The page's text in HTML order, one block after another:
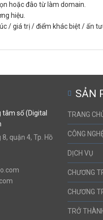
tâm số (Digital
quận 4, Tp. Hồ
SẢN
TRANG
CÔNG
DỊCH VỤ
CHƯƠNG
CHƯƠNG
TRỞ
hoặc đâo từ làm domain.
hiệu.
/ giá trị / điểm khác biệt / ấn